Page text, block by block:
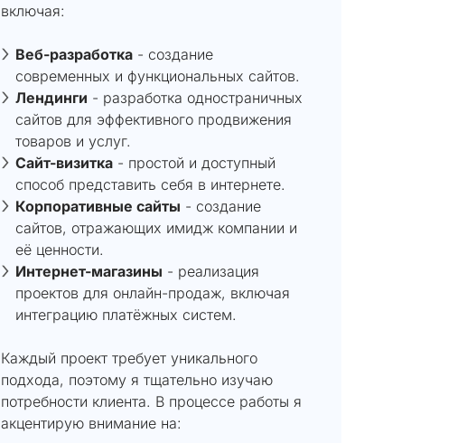
включая:
Веб-разработка- создание
современных и функциональных сайтов.
Лендинги - разработка одностраничных
сайтов для эффективного продвижения
товаров и услуг.
Сайт-визитка- простой и доступный
способ представить себя в интернете.
Корпоративные сайты - создание
сайтов, отражающих имидж компании и
её ценности.
Интернет-магазины - реализация
проектов для онлайн-продаж, включая
интеграцию платёжных систем.
Каждый проект требует уникального
подхода, поэтому я тщательно изучаю
потребности клиента. В процессе работы я
акцентирую внимание на: